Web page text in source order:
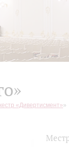
«Дивертисмент»»